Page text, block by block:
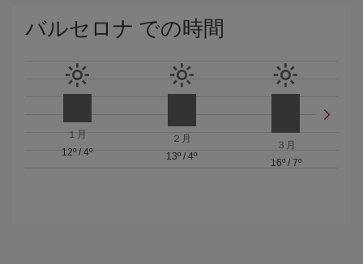
バルセロナ での時間
１月
12º/4º
２月
13º / 4º
３月
16º/ 7º